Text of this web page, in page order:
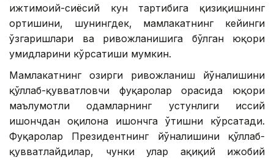
ижтимоий-сиёсий кун тартибига қизиқишнинг
ортишини, шунингдек, мамлакатнинг кейинги
ўзгаришлари ва ривожланишига бўлган юқори
умидларини кўрсатиши мумкин.
Мамлакатнинг ҳозирги ривожланиш йўналишини
қўллаб-қувватловчи фуқаролар орасида юқори
маълумотли одамларнинг устунлиги ҳиссий
ишончдан оқилона ишончга ўтишни кўрсатади.
Фуқаролар Президентнинг йўналишини қўллаб-
қувватлайдилар, чунки улар ҳақиқий ижобий